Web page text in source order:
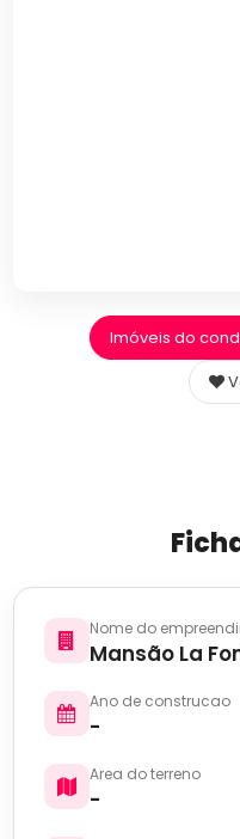
Imóveis do
Nome do
Mansão La
Ano de construcao
-
Area do terreno
-